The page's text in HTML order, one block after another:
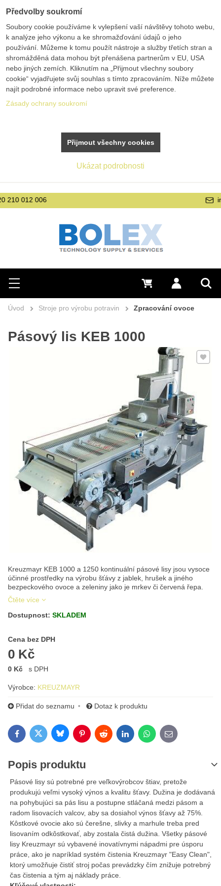
Hledat
Menu Přihlásit se
0 Kč
Úvod Stroje pro výrobu potravin Zpracování ovoce
Pásový lis KEB 1000
Kreuzmayr KEB 1000 a 1250 kontinuální pásové lisy jsou vysoce
účinné prostředky na výrobu šťávy z jablek, hrušek a jiného
bezpeckového ovoce a zeleniny jako je mrkev či červená řepa.
Čtěte více
Přidat
Dostupnost: SKLADEM
Cena bez DPH
0 Kč
Cena s DPH
0 Kč s DPH
Výrobce: KREUZMAYR
Přidat do seznamu Dotaz k produktu
FacebookTwitterBlueskyPinterestRedditLinkedInWhatsApp
E-mail
Popis produktu
Pásové lisy sú potrebné pre veľkovýrobcov štiav, pretože
produkujú veľmi vysoký výnos a kvalitu šťavy. Dužina je dodávaná
na pohybujúci sa pás lisu a postupne stláčaná medzi pásom a
radom lisovacích valcov, aby sa dosiahol výnos šťavy až 75%.
Kôstkové ovocie ako sú čerešne, slivky a marhule treba pred
lisovaním odkôstkovať, aby zostala čistá dužina. Všetky pásové
lisy Kreuzmayr sú vybavené inovatívnymi nápadmi pre úsporu
práce, ako je napríklad systém čistenia Kreuzmayr "Easy Clean",
ktorý umožňuje čistiť stroj počas prevádzky čím znižuje potrebný
čas čistenia a tým aj náklady práce.
Předvolby soukromí
Soubory cookie používáme k vylepšení vaší návštěvy tohoto webu,
k analýze jeho výkonu a ke shromažďování údajů o jeho
používání. Můžeme k tomu použít nástroje a služby třetích stran a
shromážděná data mohou být přenášena partnerům v EU, USA
nebo jiných zemích. Kliknutím na „Přijmout všechny soubory
cookie“ vyjadřujete svůj souhlas s tímto zpracováním. Níže můžete
najít podrobné informace nebo upravit své preference.
Zásady ochrany soukromí
Ukázat podrobnosti
Přijmout všechny cookies